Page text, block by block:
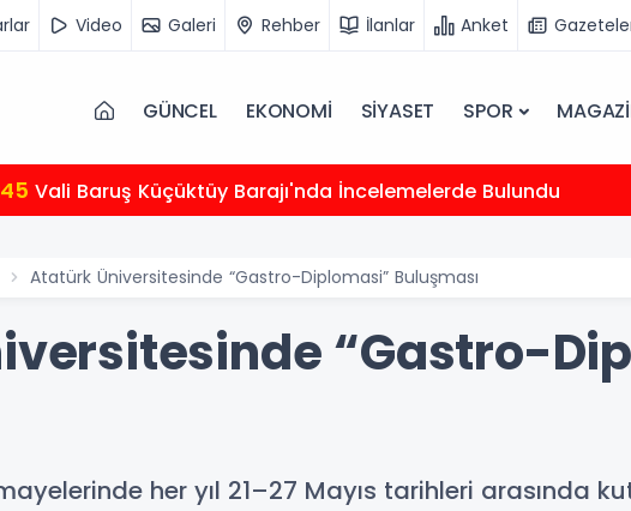
Video Galeri Rehber İlanlar Anket
GÜNCEL EKONOMİ SİYASET SPOR
Vali Baruş Küçüktüy Barajı'nda İncelemelerde Bulundu
Atatürk Üniversitesinde “Gastro-Diplomasi” Buluşması
“Gastro-
her yıl 21–27 Mayıs tarihleri arasında